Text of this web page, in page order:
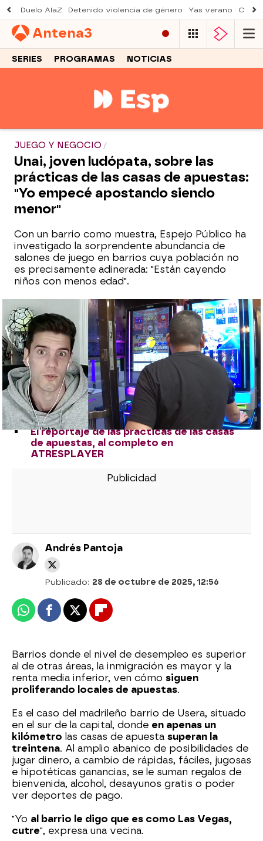
Duelo AlaZ Detenido violencia de género Yas verano
Antena3
SERIES PROGRAMAS NOTICIAS
JUEGO Y NEGOCIO
Unai, joven ludópata, sobre las
prácticas de las casas de apuestas:
"Yo empecé apostando siendo
menor"
Con un barrio como muestra, Espejo Público ha
investigado la sorprendente abundancia de
salones de juego en barrios cuya población no
es precisamente adinerada: "Están cayendo
niños con menos edad".
Un ludópata rehabilitado cuenta su
historia en Espejo Público: "Robé dinero a
mis padres para apostar"
La lucha contra la ludopatía de Pablo
Ojeda: "Papá ya jugó mucho y le sentó
mal"
Aumenta un 20% el número de jugadores
online en las casas de apuestas con los
bonos de bienvenida
El reportaje de las prácticas de las casas
de apuestas, al completo en
ATRESPLAYER
Andrés Pantoja
Publicado: 28 de octubre de 2025, 12:56
WhatsappFacebook
X Flipboard
Barrios donde el nivel de desempleo es superior
al de otras áreas, la inmigración es mayor y la
renta media inferior, ven cómo siguen
proliferando locales de apuestas.
Es el caso del madrileño barrio de Usera, situado
en el sur de la capital, donde en apenas un
kilómetro las casas de apuesta superan la
treintena. Al amplio abanico de posibilidades de
jugar dinero, a cambio de rápidas, fáciles, jugosas
e hipotéticas ganancias, se le suman regalos de
bienvenida, alcohol, desayunos gratis o poder
ver deportes de pago.
"Yo al barrio le digo que es como Las Vegas,
cutre", expresa una vecina.